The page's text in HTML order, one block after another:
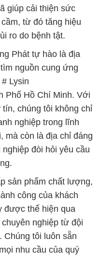
giúp cải thiện sức
từ đó tăng hiệu
ro do bệnh tật.
Phát tự hào là địa
nguồn cung ứng
Lysin
Phố Hồ Chí Minh. Với
chúng tôi không chỉ
nghiệp trong lĩnh
mà còn là địa chỉ đáng
đòi hỏi yêu cầu
sản phẩm chất lượng,
công của khách
được thể hiện qua
nghiệp từ đội
Chúng tôi luôn sẵn
nhu cầu của quý